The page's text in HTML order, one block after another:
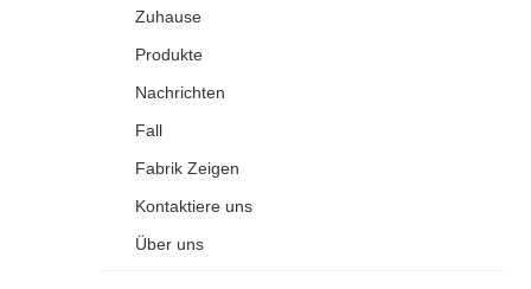
Zuhause
Produkte
Nachrichten
Fall
Fabrik Zeigen
Kontaktiere uns
Über uns